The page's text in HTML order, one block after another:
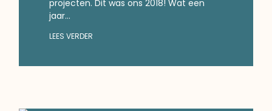
projecten. Dit was ons 2018! Wat een
jaar…
LEES VERDER